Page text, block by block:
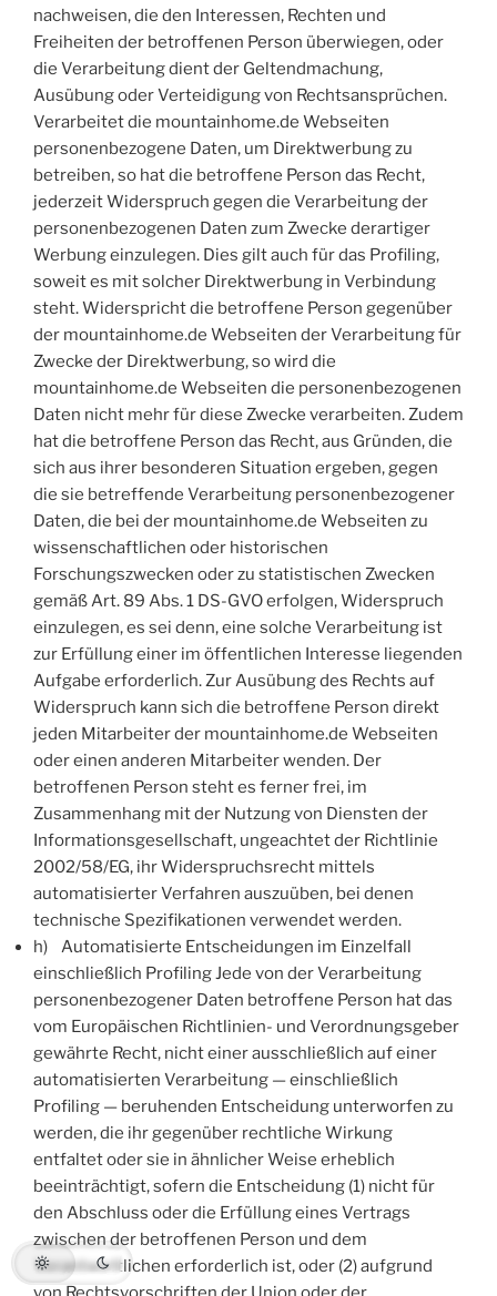
nachweisen, die den Interessen, Rechten und
Freiheiten der betroffenen Person überwiegen, oder
die Verarbeitung dient der Geltendmachung,
Ausübung oder Verteidigung von Rechtsansprüchen.
Verarbeitet die mountainhome.de Webseiten
personenbezogene Daten, um Direktwerbung zu
betreiben, so hat die betroffene Person das Recht,
jederzeit Widerspruch gegen die Verarbeitung der
personenbezogenen Daten zum Zwecke derartiger
Werbung einzulegen. Dies gilt auch für das Profiling,
soweit es mit solcher Direktwerbung in Verbindung
steht. Widerspricht die betroffene Person gegenüber
der mountainhome.de Webseiten der Verarbeitung für
Zwecke der Direktwerbung, so wird die
mountainhome.de Webseiten die personenbezogenen
Daten nicht mehr für diese Zwecke verarbeiten. Zudem
hat die betroffene Person das Recht, aus Gründen, die
sich aus ihrer besonderen Situation ergeben, gegen
die sie betreffende Verarbeitung personenbezogener
Daten, die bei der mountainhome.de Webseiten zu
wissenschaftlichen oder historischen
Forschungszwecken oder zu statistischen Zwecken
gemäß Art. 89 Abs. 1 DS-GVO erfolgen, Widerspruch
einzulegen, es sei denn, eine solche Verarbeitung ist
zur Erfüllung einer im öffentlichen Interesse liegenden
Aufgabe erforderlich. Zur Ausübung des Rechts auf
Widerspruch kann sich die betroffene Person direkt
jeden Mitarbeiter der mountainhome.de Webseiten
oder einen anderen Mitarbeiter wenden. Der
betroffenen Person steht es ferner frei, im
Zusammenhang mit der Nutzung von Diensten der
Informationsgesellschaft, ungeachtet der Richtlinie
2002/58/EG, ihr Widerspruchsrecht mittels
automatisierter Verfahren auszuüben, bei denen
technische Spezifikationen verwendet werden.
h) Automatisierte Entscheidungen im Einzelfall
einschließlich Profiling Jede von der Verarbeitung
personenbezogener Daten betroffene Person hat das
vom Europäischen Richtlinien- und Verordnungsgeber
gewährte Recht, nicht einer ausschließlich auf einer
automatisierten Verarbeitung — einschließlich
Profiling — beruhenden Entscheidung unterworfen zu
werden, die ihr gegenüber rechtliche Wirkung
entfaltet oder sie in ähnlicher Weise erheblich
beeinträchtigt, sofern die Entscheidung (1) nicht für
den Abschluss oder die Erfüllung eines Vertrags
zwischen der betroffenen Person und dem
Verantwortlichen erforderlich ist, oder (2) aufgrund